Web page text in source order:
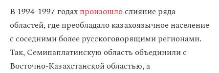
В 1994-1997 годахпроизошлослияние ряда
областей, где преобладало казахоязычное население
с соседними более русскоговорящими регионами.
Так, Семипаплатинскую область объединили с
Восточно-Казахстанской областью, а